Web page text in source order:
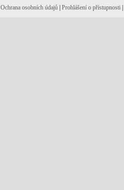
Ochrana osobních údajů |Prohlášení o přístupnosti